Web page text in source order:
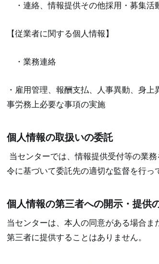
・連絡、情報提供その他採用・募集活
【従業者に関する個人情報】
・業務連絡
・雇用管理、報酬支払、人事異動、身
事労務上必要な事項の実施
個人情報の取扱いの委託
当センターでは、情報提供受付等の業
令に基づいて委託先の適切な監督を行っ
個人情報の第三者への開示・提供
当センターは、本人の同意がある場合
第三者に提供することはありません。